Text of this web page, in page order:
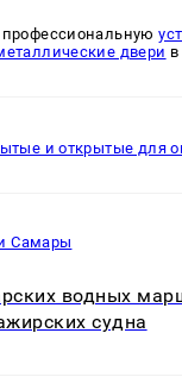
профессиональную
двери
и открытые для
Самары
водных
судна